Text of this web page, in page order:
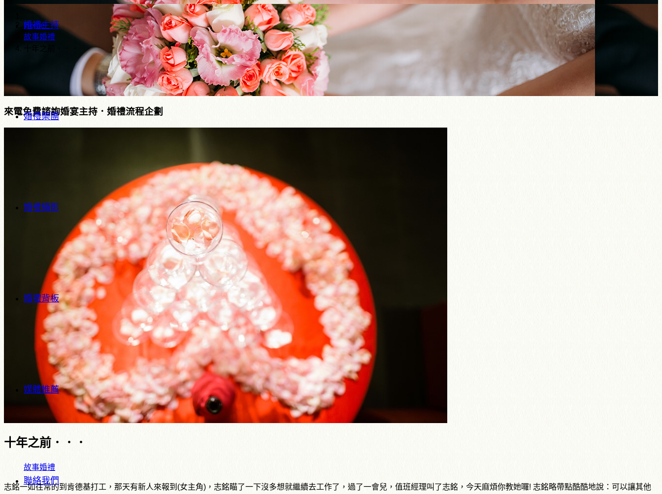
婚禮主持
婚禮樂團
婚禮攝影
婚禮背板
媒體推薦
聯絡我們
Home
故事婚禮
來電免費諮詢婚宴主持．婚禮流程企劃
十年之前．．．
故事婚禮
志銘一如往常的到肯德基打工，那天有新人來報到(女主角)，志銘瞄了一下沒多想就繼續去工作了，過了一會兒，值班經理叫了志銘，今天麻煩你教她囉! 志銘略帶點酷酷地說：可以讓其他